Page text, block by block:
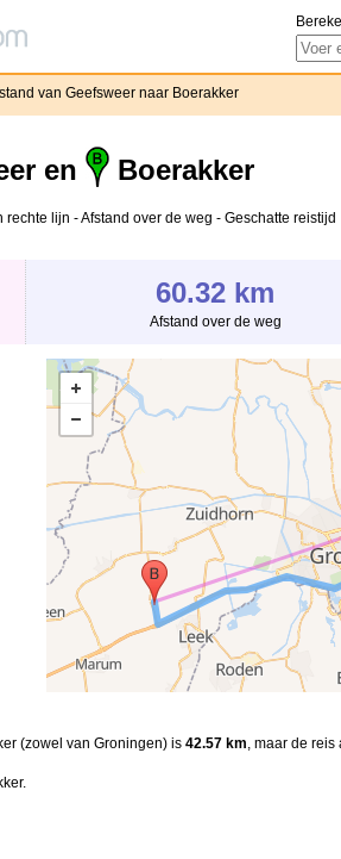
van Geefsweer naar Boerakker
en Boerakker
lijn - Afstand over de weg - Geschatte reistijd
60.32 km
Afstand over de weg
(zowel van Groningen) is 42.57 km, maar de reis